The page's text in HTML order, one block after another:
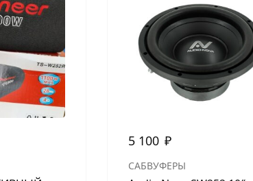
5 100 ₽
САБВУФЕРЫ